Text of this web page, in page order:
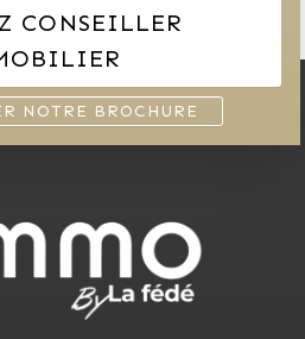
CONSEILLER
NOTRE BROCHURE